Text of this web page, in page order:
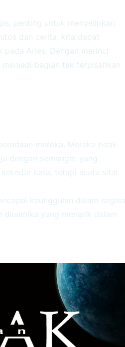
penting untuk menyelipkan
dan cerita, kita dapat
Aries. Dengan merinci
bagian tak terpisahkan
mereka. Mereka tidak
dengan semangat yang
kata, tetapi suatu sifat
keunggulan dalam segala
dinamika yang menarik dalam